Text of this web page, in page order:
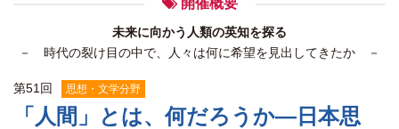
関係機関との連携
開催概要
未来に向かう人類の英知を探る
－ 時代の裂け目の中で、人々は何に希望を見出してきたか －
第51 回 思想・文学分野
「人間」とは、何だろうか―日本思